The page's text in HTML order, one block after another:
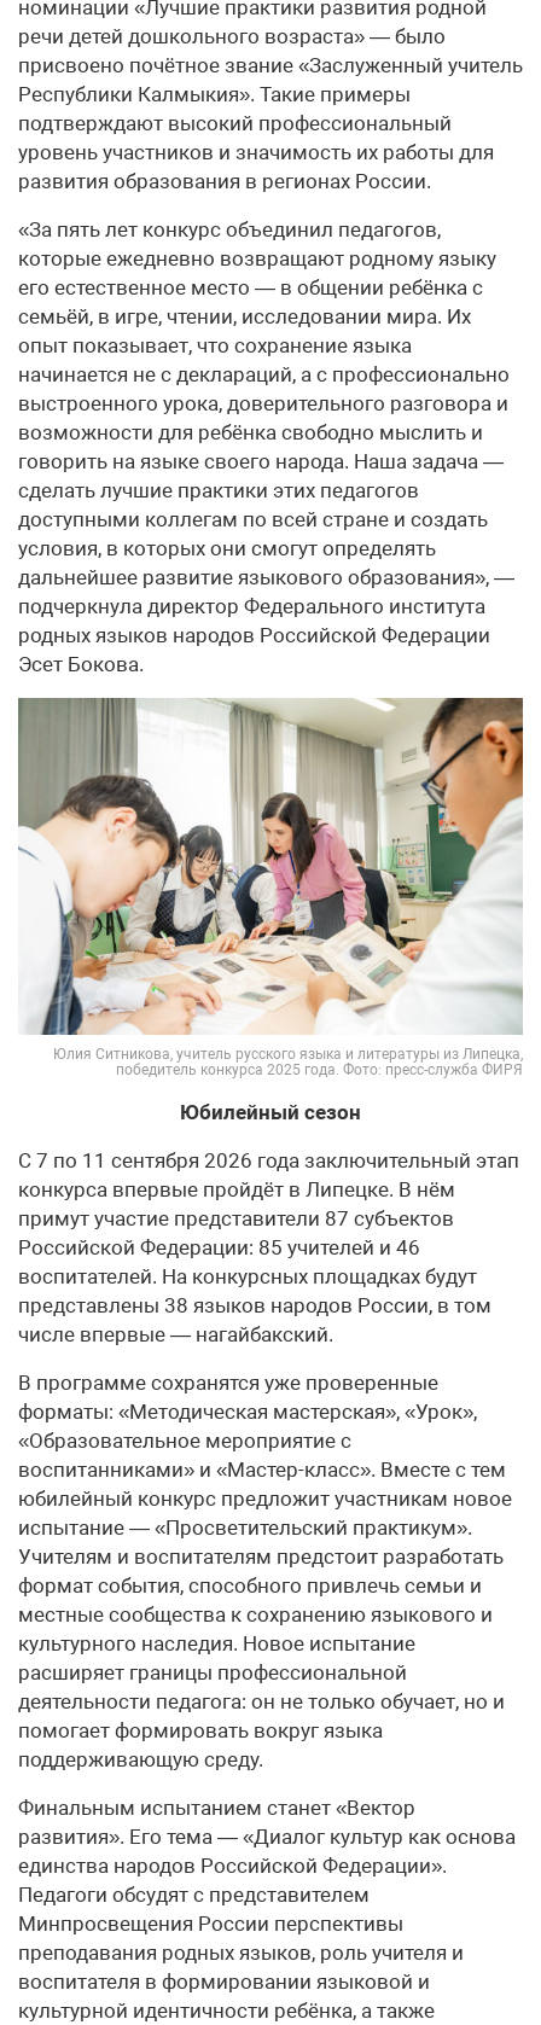
номинации «Лучшие практики развития родной
речи детей дошкольного возраста» — было
присвоено почётное звание «Заслуженный учитель
Республики Калмыкия». Такие примеры
подтверждают высокий профессиональный
уровень участников и значимость их работы для
развития образования в регионах России.
«За пять лет конкурс объединил педагогов,
которые ежедневно возвращают родному языку
его естественное место — в общении ребёнка с
семьёй, в игре, чтении, исследовании мира. Их
опыт показывает, что сохранение языка
начинается не с деклараций, а с профессионально
выстроенного урока, доверительного разговора и
возможности для ребёнка свободно мыслить и
говорить на языке своего народа. Наша задача —
сделать лучшие практики этих педагогов
доступными коллегам по всей стране и создать
условия, в которых они смогут определять
дальнейшее развитие языкового образования», —
подчеркнула директор Федерального института
родных языков народов Российской Федерации
Эсет Бокова.
Юлия Ситникова, учитель русского языка и литературы из Липецка,
победитель конкурса 2025 года. Фото: пресс-служба ФИРЯ
Юбилейный сезон
С 7 по 11 сентября 2026 года заключительный этап
конкурса впервые пройдёт в Липецке. В нём
примут участие представители 87 субъектов
Российской Федерации: 85 учителей и 46
воспитателей. На конкурсных площадках будут
представлены 38 языков народов России, в том
числе впервые — нагайбакский.
В программе сохранятся уже проверенные
форматы: «Методическая мастерская», «Урок»,
«Образовательное мероприятие с
воспитанниками» и «Мастер-класс». Вместе с тем
юбилейный конкурс предложит участникам новое
испытание — «Просветительский практикум».
Учителям и воспитателям предстоит разработать
формат события, способного привлечь семьи и
местные сообщества к сохранению языкового и
культурного наследия. Новое испытание
расширяет границы профессиональной
деятельности педагога: он не только обучает, но и
помогает формировать вокруг языка
поддерживающую среду.
Финальным испытанием станет «Вектор
развития». Его тема — «Диалог культур как основа
единства народов Российской Федерации».
Педагоги обсудят с представителем
Минпросвещения России перспективы
преподавания родных языков, роль учителя и
воспитателя в формировании языковой и
культурной идентичности ребёнка, а также